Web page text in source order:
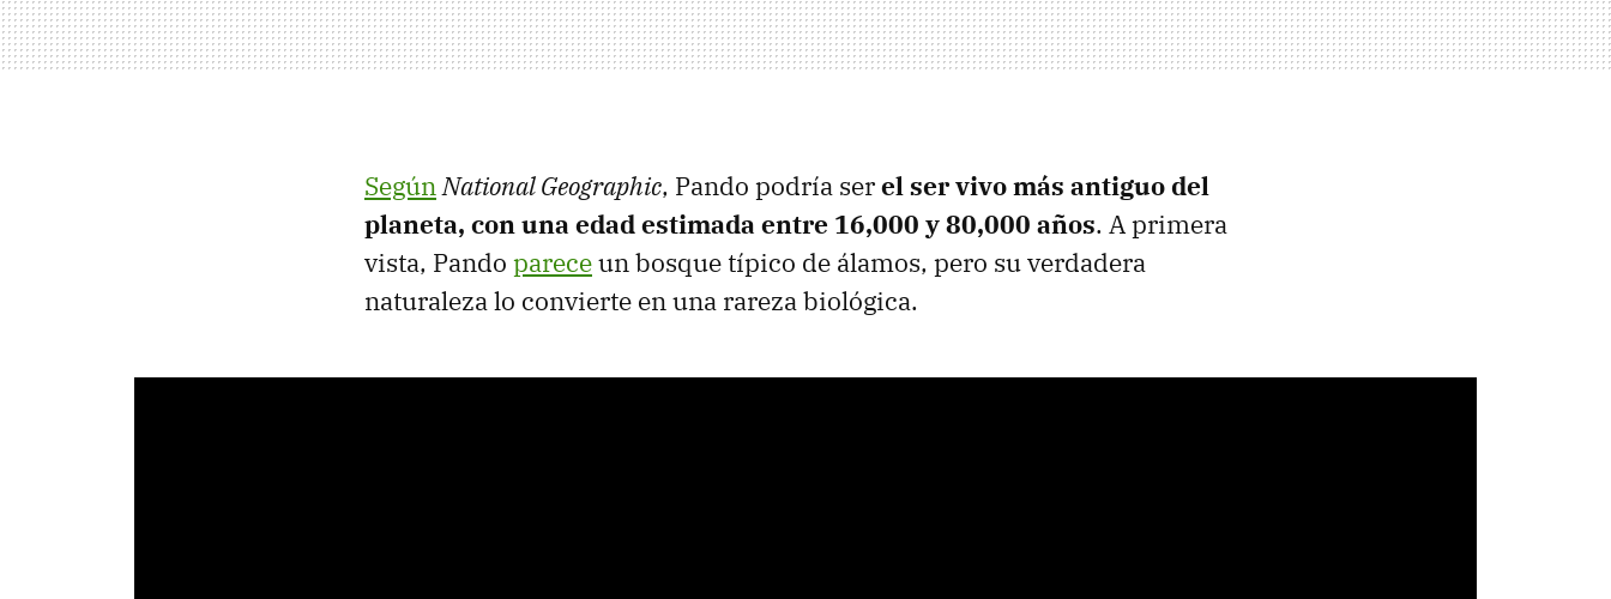
SegúnNational Geographic, Pando podría serel ser vivo más antiguo del
planeta, con una edad estimada entre 16,000 y 80,000 años. A primera
vista, Pando pareceun bosque típico de álamos, pero su verdadera
naturaleza lo convierte en una rareza biológica.